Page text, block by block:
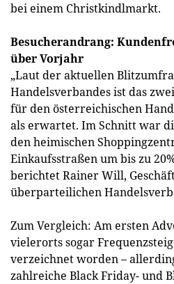
bei einem Christkindlmarkt.
Besucherandrang:
über Vorjahr
„Laut der aktuellen
Handelsverbandes ist das
für den österreichischen
als erwartet. Im Schnitt war
den heimischen
Einkaufsstraßen um bis zu
berichtet Rainer Will,
überparteilichen
Zum Vergleich: Am ersten
vielerorts sogar
verzeichnet worden –
zahlreiche Black Friday- und